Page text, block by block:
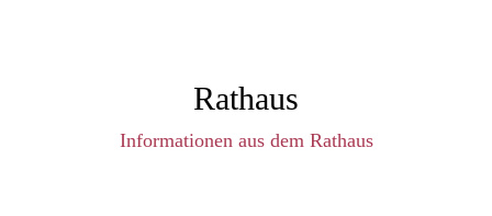
Rathaus
Informationen aus dem Rathaus